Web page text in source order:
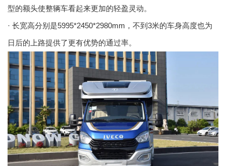
型的额头使整辆车看起来更加的轻盈灵动。
· 长宽高分别是5995*2450*2980mm，不到3米的车身高度也为
日后的上路提供了更有优势的通过率。